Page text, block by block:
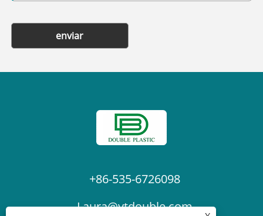
enviar
+86-535-6726098
Laura@ytdouble.com